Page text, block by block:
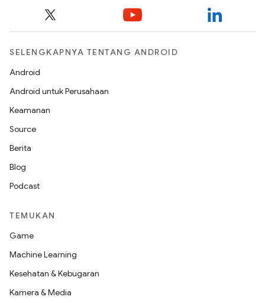
SELENGKAPNYA TENTANG ANDROID
Android
Android untuk Perusahaan
Keamanan
Source
Berita
Blog
Podcast
TEMUKAN
Game
Machine Learning
Kesehatan & Kebugaran
Kamera & Media